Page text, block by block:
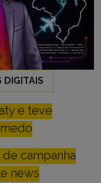
DIGITAIS
e teve
campanha
news